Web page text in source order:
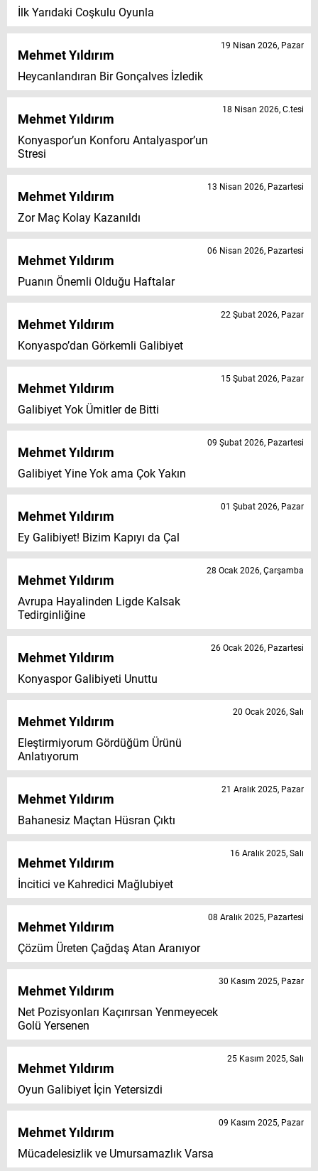
İlk Yarıdaki Coşkulu Oyunla
Mehmet Yıldırım
Heycanlandıran Bir Gonçalves İzledik
19 Nisan 2026, Pazar
Mehmet Yıldırım
Konyaspor’un Konforu Antalyaspor’un
Stresi
18 Nisan 2026, C.tesi
Mehmet Yıldırım
Zor Maç Kolay Kazanıldı
13 Nisan 2026, Pazartesi
Mehmet Yıldırım
Puanın Önemli Olduğu Haftalar
06 Nisan 2026, Pazartesi
Mehmet Yıldırım
Konyaspo’dan Görkemli Galibiyet
22 Şubat 2026, Pazar
Mehmet Yıldırım
Galibiyet Yok Ümitler de Bitti
15 Şubat 2026, Pazar
Mehmet Yıldırım
Galibiyet Yine Yok ama Çok Yakın
09 Şubat 2026, Pazartesi
Mehmet Yıldırım
Ey Galibiyet! Bizim Kapıyı da Çal
01 Şubat 2026, Pazar
Mehmet Yıldırım
Avrupa Hayalinden Ligde Kalsak
Tedirginliğine
28 Ocak 2026, Çarşamba
Mehmet Yıldırım
Konyaspor Galibiyeti Unuttu
26 Ocak 2026, Pazartesi
Mehmet Yıldırım
Eleştirmiyorum Gördüğüm Ürünü
Anlatıyorum
20 Ocak 2026, Salı
Mehmet Yıldırım
Bahanesiz Maçtan Hüsran Çıktı
21 Aralık 2025, Pazar
Mehmet Yıldırım
İncitici ve Kahredici Mağlubiyet
16 Aralık 2025, Salı
Mehmet Yıldırım
Çözüm Üreten Çağdaş Atan Aranıyor
08 Aralık 2025, Pazartesi
Mehmet Yıldırım
Net Pozisyonları Kaçırırsan Yenmeyecek
Golü Yersenen
30 Kasım 2025, Pazar
Mehmet Yıldırım
Oyun Galibiyet İçin Yetersizdi
25 Kasım 2025, Salı
Mehmet Yıldırım
Mücadelesizlik ve Umursamazlık Varsa
09 Kasım 2025, Pazar